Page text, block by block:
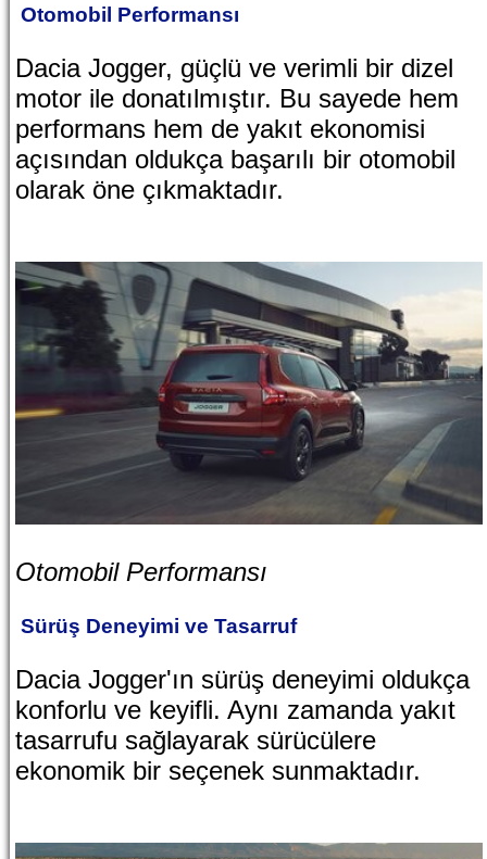
Otomobil Performansı
Dacia Jogger, güçlü ve verimli bir dizel
motor ile donatılmıştır. Bu sayede hem
performans hem de yakıt ekonomisi
açısından oldukça başarılı bir otomobil
olarak öne çıkmaktadır.
Otomobil Performansı
Sürüş Deneyimi ve Tasarruf
Dacia Jogger'ın sürüş deneyimi oldukça
konforlu ve keyifli. Aynı zamanda yakıt
tasarrufu sağlayarak sürücülere
ekonomik bir seçenek sunmaktadır.